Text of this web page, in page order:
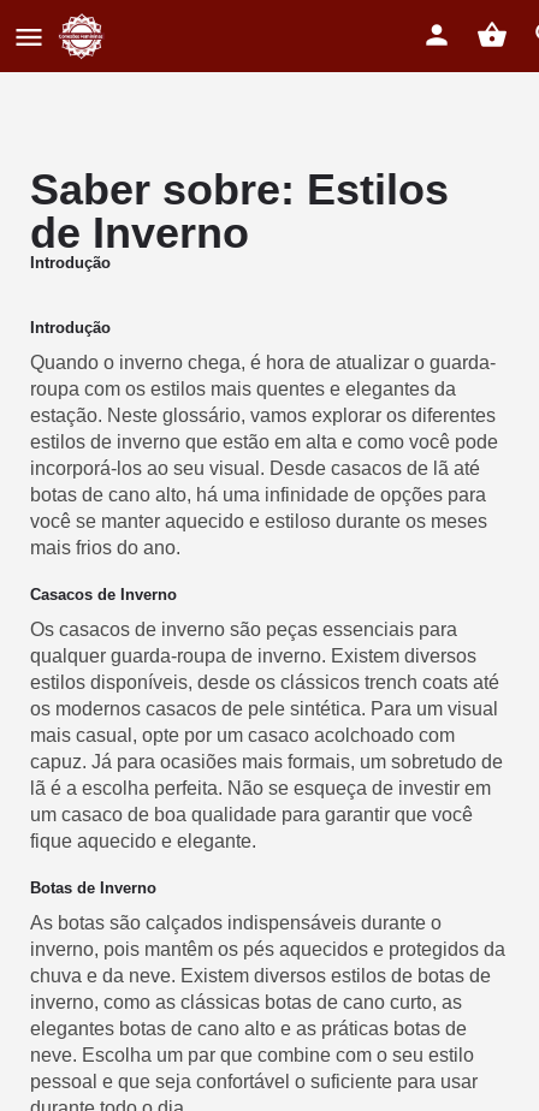
Saber sobre: Estilos
de Inverno
Introdução
Introdução
Quando o inverno chega, é hora de atualizar o guarda-
roupa com os estilos mais quentes e elegantes da
estação. Neste glossário, vamos explorar os diferentes
estilos de inverno que estão em alta e como você pode
incorporá-los ao seu visual. Desde casacos de lã até
botas de cano alto, há uma infinidade de opções para
você se manter aquecido e estiloso durante os meses
mais frios do ano.
Casacos de Inverno
Os casacos de inverno são peças essenciais para
qualquer guarda-roupa de inverno. Existem diversos
estilos disponíveis, desde os clássicos trench coats até
os modernos casacos de pele sintética. Para um visual
mais casual, opte por um casaco acolchoado com
capuz. Já para ocasiões mais formais, um sobretudo de
lã é a escolha perfeita. Não se esqueça de investir em
um casaco de boa qualidade para garantir que você
fique aquecido e elegante.
Botas de Inverno
As botas são calçados indispensáveis durante o
inverno, pois mantêm os pés aquecidos e protegidos da
chuva e da neve. Existem diversos estilos de botas de
inverno, como as clássicas botas de cano curto, as
elegantes botas de cano alto e as práticas botas de
neve. Escolha um par que combine com o seu estilo
pessoal e que seja confortável o suficiente para usar